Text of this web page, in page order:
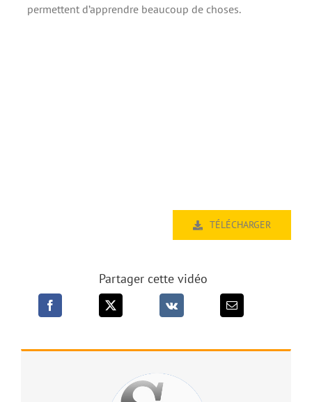
permettent d’apprendre beaucoup de choses.
TÉLÉCHARGER
Partager cette vidéo